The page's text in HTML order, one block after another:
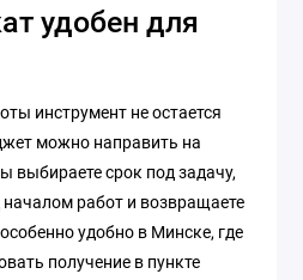
удобен для
инструмент не остается
можно направить на
выбираете срок под задачу,
началом работ и возвращаете
удобно в Минске, где
получение в пункте